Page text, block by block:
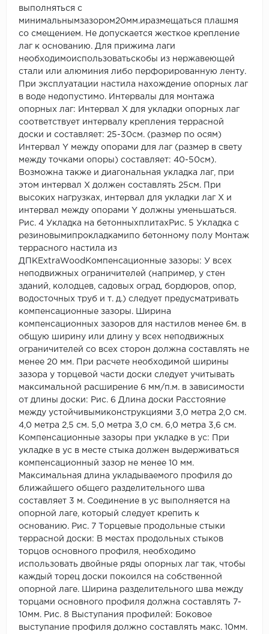
выполняться с
минимальнымзазором20мм.иразмещаться плашмя
со смещением. Не допускается жесткое крепление
лаг к основанию. Для прижима лаги
необходимоиспользоватьскобы из нержавеющей
стали или алюминия либо перфорированную ленту.
При эксплуатации настила нахождение опорных лаг
в воде недопустимо. Интервалы для монтажа
опорных лаг: Интервал X для укладки опорных лаг
соответствует интервалу крепления террасной
доски и составляет: 25-30см. (размер по осям)
Интервал Y между опорами для лаг (размер в свету
между точками опоры) составляет: 40-50см).
Возможна также и диагональная укладка лаг, при
этом интервал Х должен составлять 25см. При
высоких нагрузках, интервал для укладки лаг Х и
интервал между опорами Y должны уменьшаться.
Рис. 4 Укладка на бетонныхплитахРис. 5 Укладка с
резиновымипрокладкамипо бетонному полу Монтаж
террасного настила из
ДПКExtraWoodКомпенсационные зазоры: У всех
неподвижных ограничителей (например, у стен
зданий, колодцев, садовых оград, бордюров, опор,
водосточных труб и т. д.) следует предусматривать
компенсационные зазоры. Ширина
компенсационных зазоров для настилов менее 6м. в
общую ширину или длину у всех неподвижных
ограничителей со всех сторон должна составлять не
менее 20 мм. При расчете необходимой ширины
зазора у торцевой части доски следует учитывать
максимальной расширение 6 мм/п.м. в зависимости
от длины доски: Рис. 6 Длина доски Расстояние
между устойчивымиконструкциями 3,0 метра 2,0 см.
4,0 метра 2,5 см. 5,0 метра 3,0 см. 6,0 метра 3,6 см.
Компенсационные зазоры при укладке в ус: При
укладке в ус в месте стыка должен выдерживаться
компенсационный зазор не менее 10 мм.
Максимальная длина укладываемого профиля до
ближайшего общего разделительного шва
составляет 3 м. Соединение в ус выполняется на
опорной лаге, который следует крепить к
основанию. Рис. 7 Торцевые продольные стыки
террасной доски: В местах продольных стыков
торцов основного профиля, необходимо
использовать двойные ряды опорных лаг так, чтобы
каждый торец доски покоился на собственной
опорной лаге. Ширина разделительного шва между
торцами основного профиля должна составлять 7-
10мм. Рис. 8 Выступания профилей: Боковое
выступание профиля должно составлять макс. 10мм.